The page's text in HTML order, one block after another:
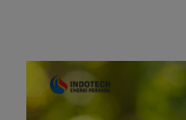
Air
Hangat
dan